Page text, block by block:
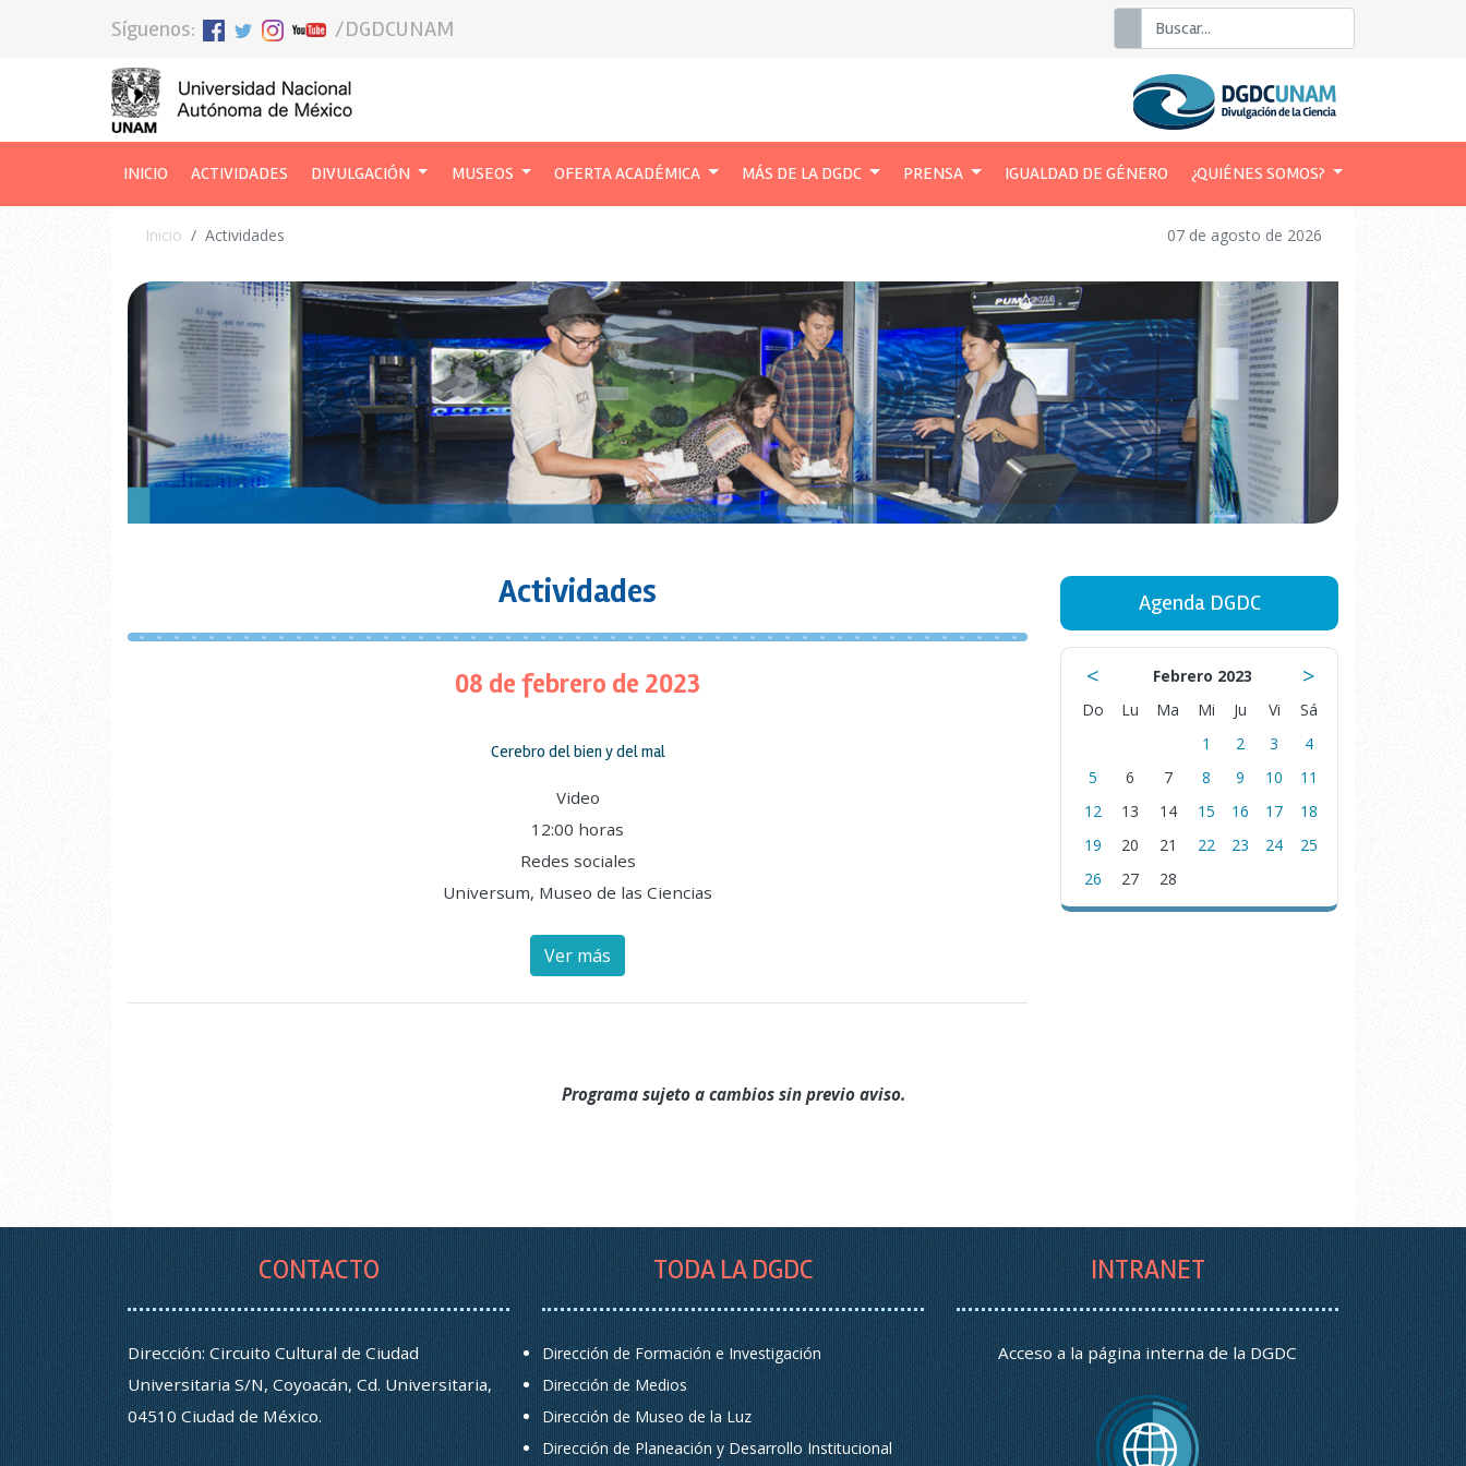
Síguenos: /DGDCUNAM Buscar
INICIO (CURRENT)
ACTIVIDADES DIVULGACIÓN MUSEOS OFERTA ACADÉMICA MÁS DE LA DGDC PRENSA IGUALDAD DE GÉNERO ¿QUIÉNES SOMOS?
Inicio Actividades 07 de agosto de 2026
Actividades
08 de febrero de 2023
Cerebro del bien y del mal
Video
12:00 horas
Redes sociales
Universum, Museo de las Ciencias
Ver más
Agenda DGDC
< Febrero 2023 >
Do Lu Ma Mi Ju Vi
Sá
1
2 3
4
5
6 7 8 9 10
11
12
13 14 15 16 17
18
19
20 21 22 23 24
25
26
27 28
Programa sujeto a cambios sin previo aviso.
CONTACTO
Dirección: Circuito Cultural de Ciudad
Universitaria S/N, Coyoacán, Cd. Universitaria,
04510 Ciudad de México.
TODA LA DGDC
Dirección de Formación e Investigación
Dirección de Medios
Dirección de Museo de la Luz
Dirección de Planeación y Desarrollo Institucional
INTRANET
Acceso a la página interna de la DGDC